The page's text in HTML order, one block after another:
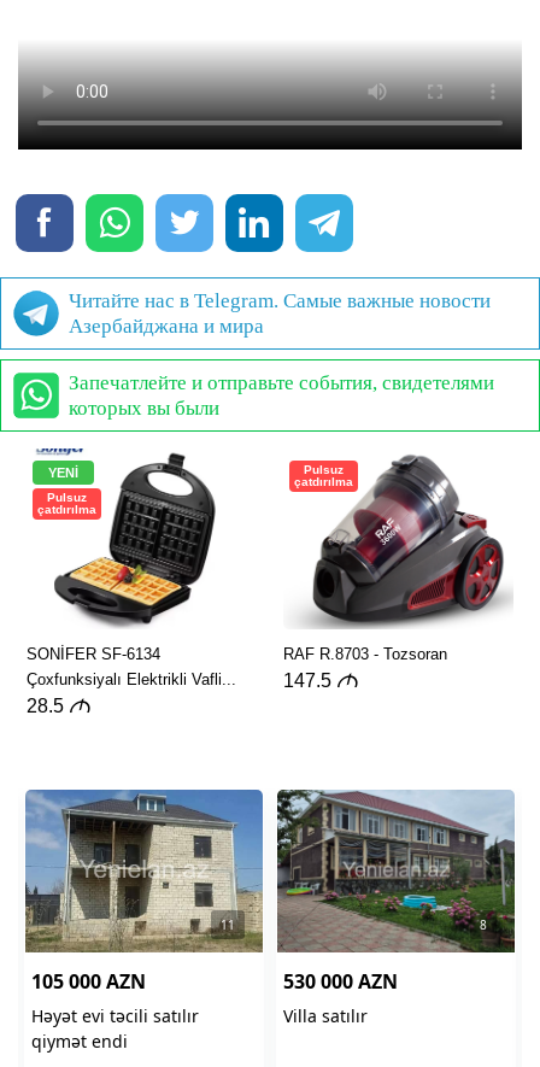
Читайте нас в Telegram. Самые важные новости
Азербайджана и мира
Запечатлейте и отправьте события, свидетелями
которых вы были